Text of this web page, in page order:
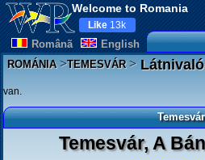
Welcome to Romania
Românã English
Like 13k
ROMÁNIA>TEMESVÁR>
van.
Temesvár
Temesvár, A